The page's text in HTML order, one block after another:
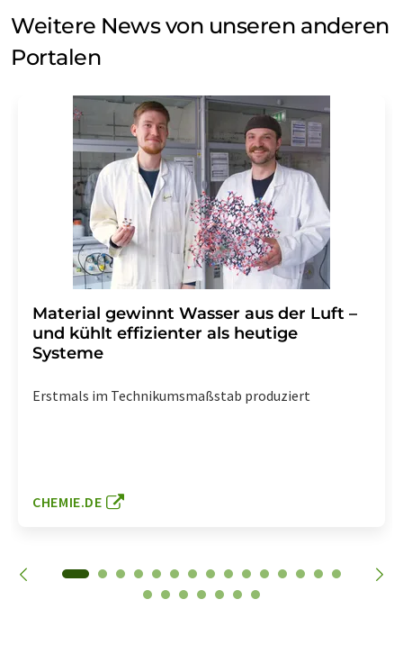
Weitere News von unseren anderen
Portalen
Material gewinnt Wasser aus der Luft –
und kühlt effizienter als heutige
Systeme
Erstmals im Technikumsmaßstab produziert
CHEMIE.DE